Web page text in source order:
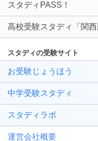
スタディPASS！
高校受験スタディ「関西
スタディの受験サイト
お受験じょうほう
中学受験スタディ
スタディラボ
運営会社概要